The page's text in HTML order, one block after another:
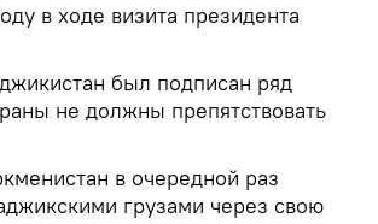
в ходе визита президента
был подписан ряд
не должны препятствовать
в очередной раз
грузами через свою